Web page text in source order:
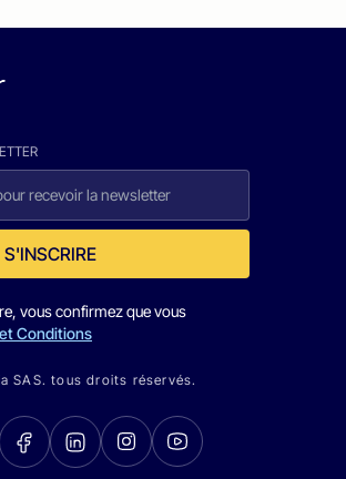
S'INSCRIRE
vous confirmez que vous
Conditions
SAS. tous droits réservés.